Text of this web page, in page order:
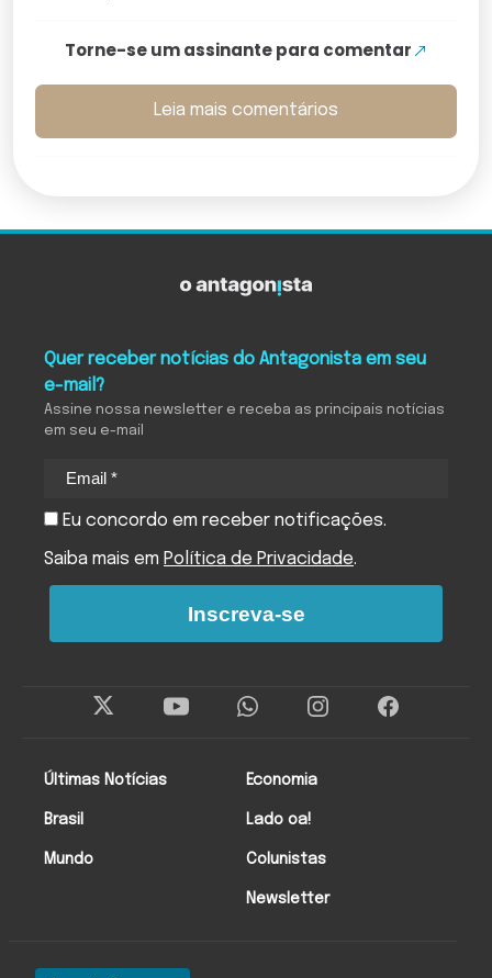
Torne-se um assinante para comentar
Leia mais comentários
Últimas Notícias
Brasil
Mundo
Economia
Lado oa!
Colunistas
Newsletter
Quer receber notícias do Antagonista em seu
e-mail?
Assine nossa newsletter e receba as principais notícias
em seu e-mail
Eu concordo em receber notificações.
Saiba mais em Política de Privacidade.
Inscreva-se